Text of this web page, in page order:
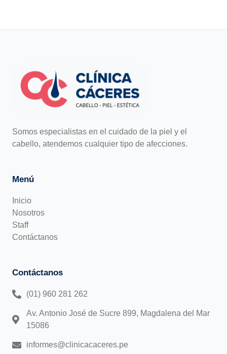
Somos especialistas en el cuidado de la piel y el
cabello, atendemos cualquier tipo de afecciones.
Menú
Inicio
Nosotros
Staff
Contáctanos
Contáctanos
(01) 960 281 262
Av. Antonio José de Sucre 899, Magdalena del Mar
15086
informes@clinicacaceres.pe